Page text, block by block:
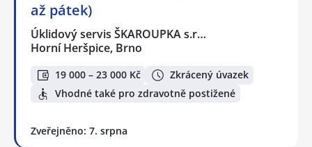
až pátek)
Úklidový servis ŠKAROUPKA s.r…
Horní Heršpice, Brno
19 000 – 23 000 Kč
Zkrácený úvazek
Vhodné také pro zdravotně postižené
Zveřejněno: 7. srpna